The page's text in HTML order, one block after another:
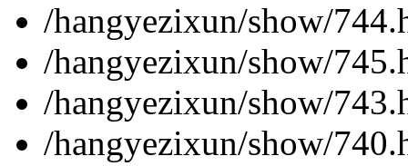
/hangyezixun/show/
/hangyezixun/show/
/hangyezixun/show/
/hangyezixun/show/